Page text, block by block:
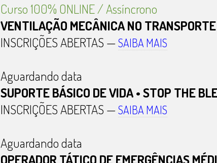
Curso 100% ONLINE / Assíncrono
VENTILAÇÃO MECÂNICA NO
INSCRIÇÕES ABERTAS —SAIBA MAIS
Aguardando data
SUPORTE BÁSICO DE VIDA • STOP THE
INSCRIÇÕES ABERTAS —SAIBA MAIS
Aguardando data
OPERADOR TÁTICO DE EMERGÊNCIAS